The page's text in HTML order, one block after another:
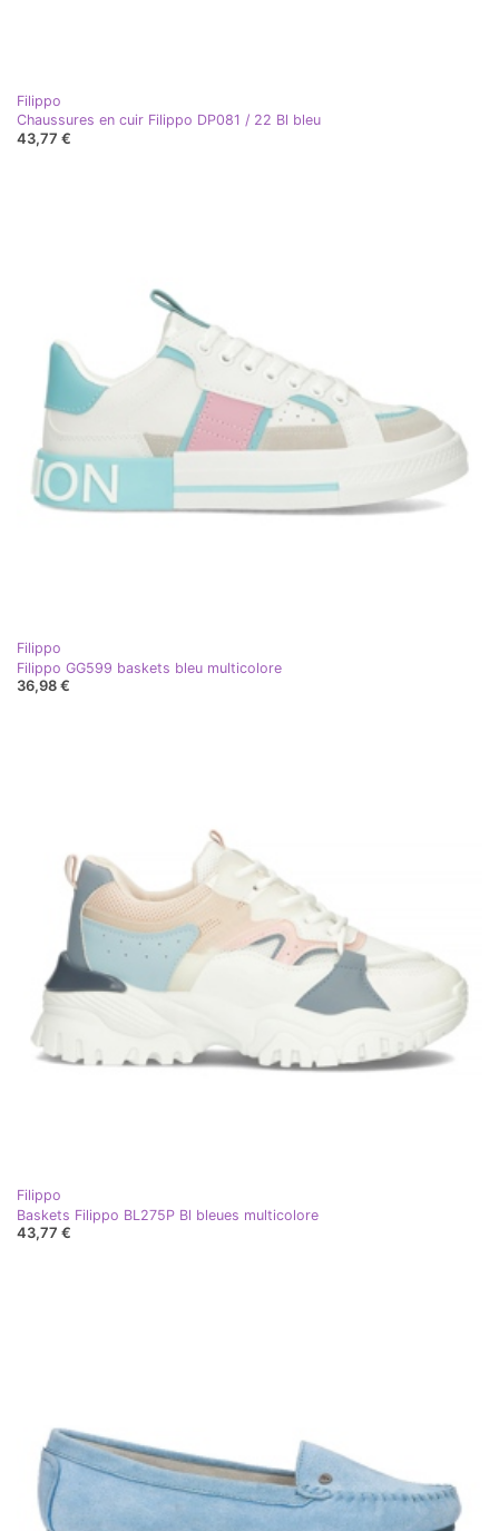
Filippo
Chaussures en cuir Filippo DP081 / 22 Bl bleu
43,77 €
Filippo
Filippo GG599 baskets bleu multicolore
36,98 €
Filippo
Baskets Filippo BL275P Bl bleues multicolore
43,77 €